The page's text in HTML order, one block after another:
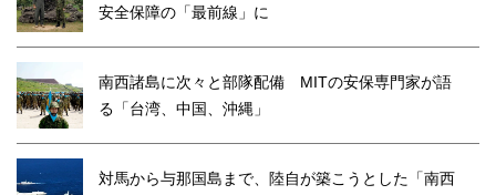
安全保障の「最前線」に
南西諸島に次々と部隊配備 MITの安保専門家が語
る「台湾、中国、沖縄」
対馬から与那国島まで、陸自が築こうとした「南西